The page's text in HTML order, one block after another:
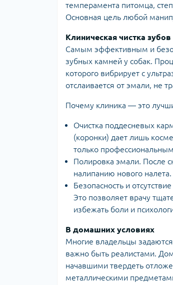
темперамента питомца,
Основная цель любой
Клиническая чистка зубов
Самым эффективным и
зубных камней у собак.
которого вибрирует с
отслаивается от эмали, не
Почему клиника — это
Очистка поддесневых
(коронки) дает лишь
только
Полировка эмали. После
налипанию нового
Безопасность и
Это позволяет врачу
избежать боли и
В домашних условиях
Многие владельцы
важно быть реалистами.
начавшими твердеть
металлическими